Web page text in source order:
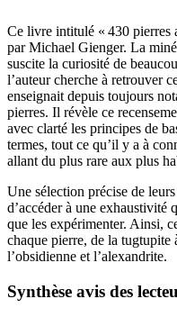
Ce livre intitulé « 430 pierres
par Michael Gienger. La
suscite la curiosité de
l’auteur cherche à retrouver
enseignait depuis toujours
pierres. Il révèle ce
avec clarté les principes de
termes, tout ce qu’il y a à
allant du plus rare aux plus
Une sélection précise de
d’accéder à une exhaustivité
que les expérimenter. Ainsi,
chaque pierre, de la tugtupite
l’obsidienne et l’alexandrite.
Synthèse avis des